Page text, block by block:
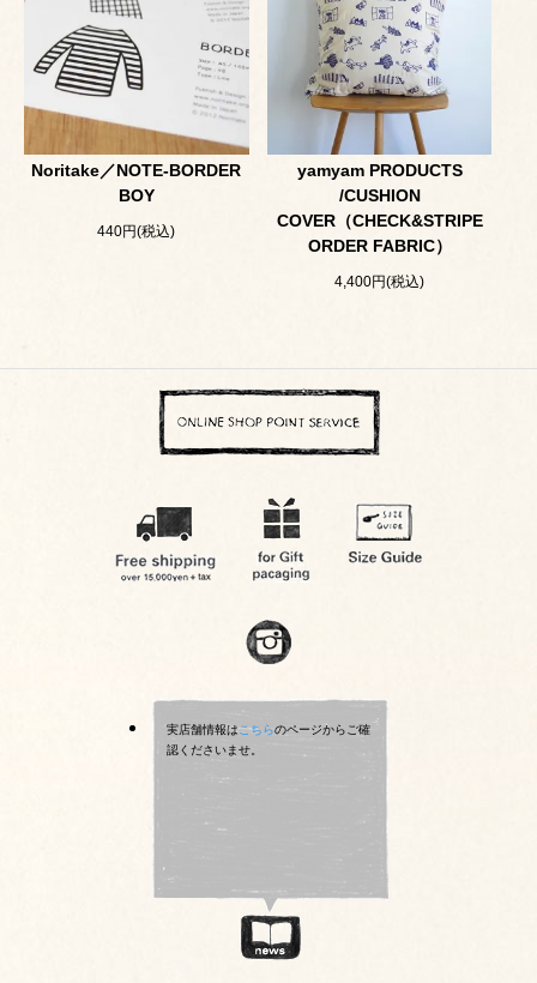
Noritake／NOTE-BORDER
BOY
440円(税込)
yamyam PRODUCTS
/CUSHION
COVER（CHECK&STRIPE
ORDER FABRIC）
4,400円(税込)
実店舗情報はこちらのページからご確
認くださいませ。